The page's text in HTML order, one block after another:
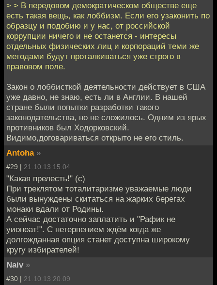
> > В передовом демократическом обществе еще
есть такая вещь, как лоббизм. Если его узаконить по
образцу и подобию и у нас, от российской
коррупции ничего и не останется - интересы
отдельных физических лиц и корпораций теми же
методами будут проталкиваться уже строго в
правовом поле.
Закон о лоббисткой деятельности действует в США
уже давно, не знаю, есть ли в Англии. В нашей
стране были попытки разработки такого
законодательства, но не сложилось. Одним из ярых
противников был Ходорковский.
Видимо,договариваться открыто не его стиль.
Antoha »
#29 | 21.10.13 15:04
"Какая прелесть!" (с)
При треклятом тоталитаризме уважаемые люди
были вынуждены скитаться на жарких берегах
монаки вдали от Родины.
А сейчас достаточно заплатить и "Рафик не
уионоат!". С нетерпением ждём когда же
долгожданная опция станет доступна широкому
кругу избирателей!
Naiv »
#30 | 21.10.13 20:09